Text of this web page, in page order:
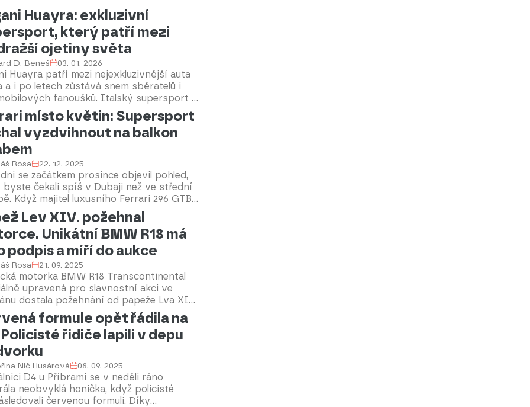
draho. Zvlášť když máte vysoké
Místní milionář odešel od soudu s
ze kterého se běžnému smrtelníkovi
panenky.
Huayra: exkluzivní
který patří mezi
ojetiny světa
D. Beneš 03. 01. 2026
Huayra patří mezi nejexkluzivnější auta
a i po letech zůstává snem sběratelů i
fanoušků. Italský supersport s
Mercedes-AMG V12 a skvělou
byl vyroben v omezeném počtu
a tak dnes patří k nejdražším ojetým
planety. Připomeňte si jeho vznik,
extrémní limitované edice i aktuální
trhu ojetin.
místo květin: Supersport
vyzdvihnout na balkon
Rosa 22. 12. 2025
se začátkem prosince objevil pohled,
byste čekali spíš v Dubaji než ve střední
Když majitel luxusního Ferrari 296 GTB
další garáž, rozhodl se pro bizarní
– supersport v hodnotě přes sedm
korun vyzdvihl jeřábem na balkon
domu. Než však stihl vzniknout
exponát“, zasáhly městské úřady.
Lev XIV. požehnal
Unikátní BMW R18 má
podpis a míří do aukce
Rosa 21. 09. 2025
motorka BMW R18 Transcontinental
upravená pro slavnostní akci ve
dostala požehnání od papeže Lva XIV.
římskokatolické církve se na ni
podepsal. Unikátní stroj zamíří do aukce,
bude věnován na projekty
dětem v Africe. Motorka od BMW
není prvním dopravním prostředkem s
od papeže - už dříve totiž papež
požehnal jednomu ze supersportů
Lamborghini.
formule opět řádila na
Policisté řidiče lapili v depu
Nič Husárová 08. 09. 2025
D4 u Příbrami se v neděli ráno
neobvyklá honička, když policisté
červenou formuli. Díky